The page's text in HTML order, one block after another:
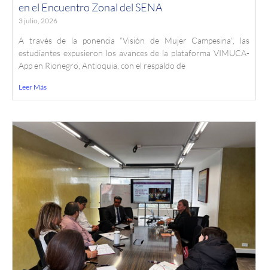
en el Encuentro Zonal del SENA
3 julio, 2026
A través de la ponencia “Visión de Mujer Campesina”, las
estudiantes expusieron los avances de la plataforma VIMUCA-
App en Rionegro, Antioquia, con el respaldo de
Leer Más